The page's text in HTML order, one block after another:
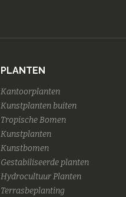
PLANTEN
Kantoorplanten
Kunstplanten buiten
Tropische Bomen
Kunstplanten
Kunstbomen
Gestabiliseerde planten
Hydrocultuur Planten
Terrasbeplanting